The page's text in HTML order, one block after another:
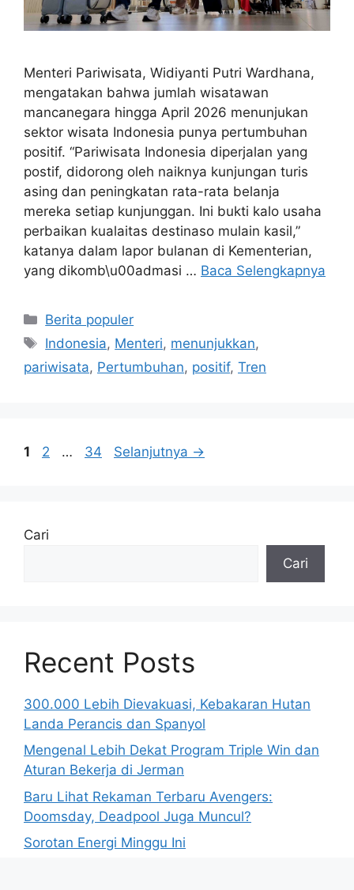
Menteri Pariwisata, Widiyanti Putri Wardhana,
mengatakan bahwa jumlah wisatawan
mancanegara hingga April 2026 menunjukan
sektor wisata Indonesia punya pertumbuhan
positif. “Pariwisata Indonesia diperjalan yang
postif, didorong oleh naiknya kunjungan turis
asing dan peningkatan rata-rata belanja
mereka setiap kunjunggan. Ini bukti kalo usaha
perbaikan kualaitas destinaso mulain kasil,”
katanya dalam lapor bulanan di Kementerian,
yang dikomb\u00admasi … Baca Selengkapnya
Kategori
Berita populer
Tag
Indonesia, Menteri, menunjukkan,
pariwisata, Pertumbuhan, positif, Tren
Halaman
1 Halaman
2 … Halaman
34 Selanjutnya →
Cari
Cari
Recent Posts
300.000 Lebih Dievakuasi, Kebakaran Hutan
Landa Perancis dan Spanyol
Mengenal Lebih Dekat Program Triple Win dan
Aturan Bekerja di Jerman
Baru Lihat Rekaman Terbaru Avengers:
Doomsday, Deadpool Juga Muncul?
Sorotan Energi Minggu Ini